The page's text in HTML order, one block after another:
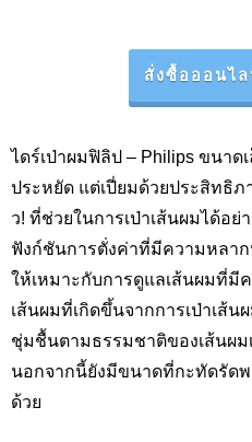
สั่งซื้อออนไ
ไดร์เป่าผมฟิลิป – Philips ขนาด
ประหยัด แต่เปี่ยมด้วยประสิทธิ
ว! ที่ช่วยในการเป่าเส้นผมได้อย่
ฟังก์ชันการตั่งค่าที่มีความหลา
ให้เหมาะกับการดูแลเส้นผมที่มี
เส้นผมที่เกิดขึ้นจากการเป่าเส้
ชุ่มชื้นตามธรรมชาติของเส้นผ
นอกจากนี้ยังมีขนาดที่กะทัดรัด
ด้วย